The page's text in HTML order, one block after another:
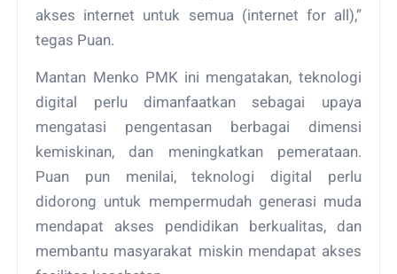
akses internet untuk semua (internet for all),”
tegas Puan.
Mantan Menko PMK ini mengatakan, teknologi
digital perlu dimanfaatkan sebagai upaya
mengatasi pengentasan berbagai dimensi
kemiskinan, dan meningkatkan pemerataan.
Puan pun menilai, teknologi digital perlu
didorong untuk mempermudah generasi muda
mendapat akses pendidikan berkualitas, dan
membantu masyarakat miskin mendapat akses